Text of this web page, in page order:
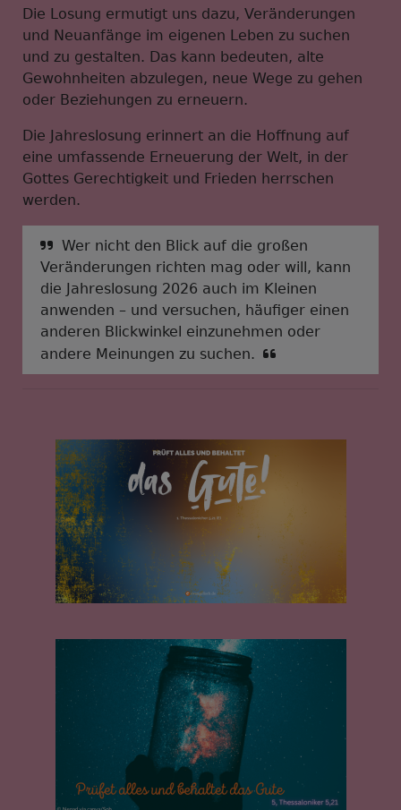
Die Losung ermutigt uns dazu, Veränderungen
und Neuanfänge im eigenen Leben zu suchen
und zu gestalten. Das kann bedeuten, alte
Gewohnheiten abzulegen, neue Wege zu gehen
oder Beziehungen zu erneuern.
Die Jahreslosung erinnert an die Hoffnung auf
eine umfassende Erneuerung der Welt, in der
Gottes Gerechtigkeit und Frieden herrschen
werden.
Wer nicht den Blick auf die großen
Veränderungen richten mag oder will, kann
die Jahreslosung 2026 auch im Kleinen
anwenden – und versuchen, häufiger einen
anderen Blickwinkel einzunehmen oder
andere Meinungen zu suchen.